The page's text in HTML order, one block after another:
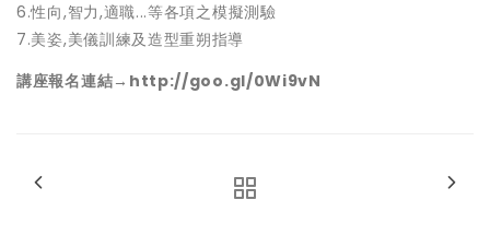
6.性向,智力,適職...等各項之模擬測驗
7.美姿,美儀訓練及造型重朔指導
講座報名連結→http://goo.gl/0Wi9vN